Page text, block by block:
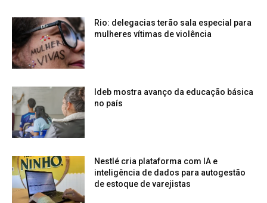
Rio: delegacias terão sala especial para
mulheres vítimas de violência
Ideb mostra avanço da educação básica
no país
Nestlé cria plataforma com IA e
inteligência de dados para autogestão
de estoque de varejistas